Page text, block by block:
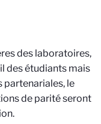
des laboratoires,
des étudiants mais
partenariales, le
de parité seront